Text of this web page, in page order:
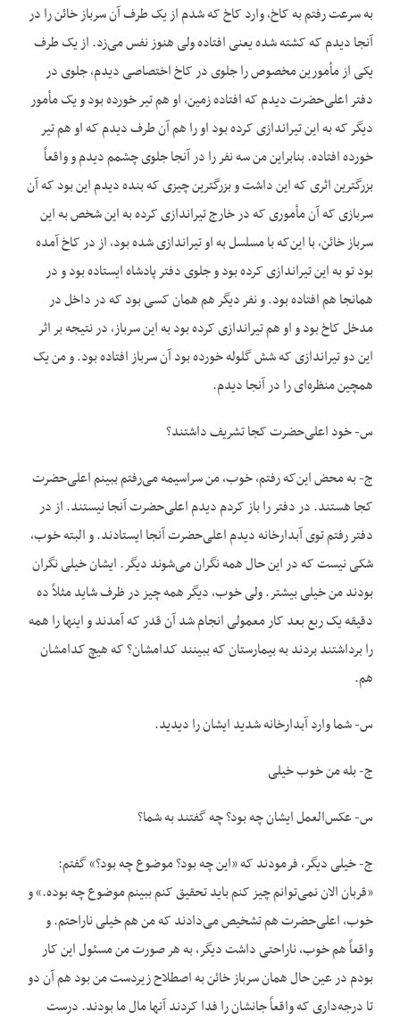
به سرعت رفتم به کاخ، وارد کاخ که شدم از یک طرف آن سرباز خائن را در
آنجا دیدم که کشته شده یعنی افتاده ولی هنوز نفس می‌زد. از یک طرف
یکی از مأمورین مخصوص را جلوی در کاخ اختصاصی دیدم، جلوی در
دفتر اعلی‌حضرت دیدم که افتاده زمین، او هم تیر خورده بود و یک مأمور
دیگر که به این تیراندازی کرده بود او را هم آن طرف دیدم که او هم تیر
خورده افتاده. بنابراین من سه نفر را در آنجا جلوی چشمم دیدم و واقعاً
بزرگترین اثری که این داشت و بزرگترین چیزی که بنده دیدم این بود که آن
سربازی که آن مأموری که در خارج تیراندازی کرده به این شخص به این
سرباز خائن، با این‌که با مسلسل به او تیراندازی شده بود، از در کاخ آمده
بود تو به این تیراندازی کرده بود و جلوی دفتر پادشاه ایستاده بود و در
همانجا هم افتاده بود. و نفر دیگر هم همان کسی بود که در داخل در
مدخل کاخ بود و او هم تیراندازی کرده بود به این سرباز، در نتیجه بر اثر
این دو تیراندازی که شش گلوله خورده بود آن سرباز افتاده بود. و من یک
همچین منظره‌ای را در آنجا دیدم.
س- خود اعلی‌حضرت کجا تشریف داشتند؟
ج- به محض این‌که رفتم، خوب، من سراسیمه می‌رفتم ببینم اعلی‌حضرت
کجا هستند. در دفتر را باز کردم دیدم اعلی‌حضرت آنجا نیستند. از در
دفتر رفتم توی آبدارخانه دیدم اعلی‌حضرت آنجا ایستادند. و البته خوب،
شکی نیست که در این حال همه نگران می‌شوند دیگر. ایشان خیلی نگران
بودند من خیلی بیشتر. ولی خوب، دیگر همه چیز در ظرف شاید مثلاً ده
دقیقه یک ربع بعد کار معمولی انجام شد آن قدر که آمدند و اینها را همه
را برداشتند بردند به بیمارستان که ببینند کدامشان؟ که هیچ کدامشان
هم.
س- شما وارد آبدارخانه شدید ایشان را دیدید.
ج- بله من خوب خیلی
س- عکس‌العمل ایشان چه بود؟ چه گفتند به شما؟
ج- خیلی دیگر، فرمودند که «این چه بود؟ موضوع چه بود؟» گفتم:
«قربان الان نمی‌توانم چیز کنم باید تحقیق کنم ببینم موضوع چه بوده.» و
خوب، اعلی‌حضرت هم تشخیص می‌دادند که من هم خیلی ناراحتم. و
واقعاً هم خوب، ناراحتی داشت دیگر، به هر صورت من مسئول این کار
بودم در عین حال همان سرباز خائن به اصطلاح زیردست من بود هم آن دو
تا درجه‌داری که واقعاً جانشان را فدا کردند آنها مال ما بودند. درست